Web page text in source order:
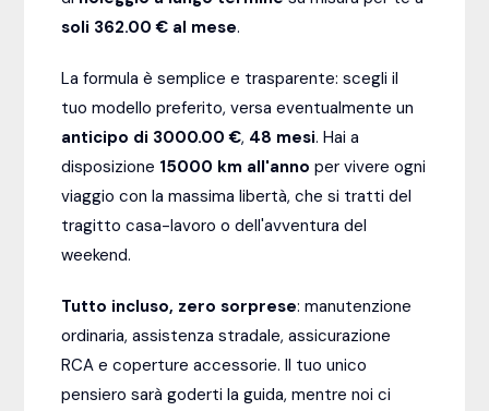
soli 362.00 € al mese.
La formula è semplice e trasparente: scegli il
tuo modello preferito, versa eventualmente un
anticipo di 3000.00 €, 48 mesi. Hai a
disposizione 15000 km all'anno per vivere ogni
viaggio con la massima libertà, che si tratti del
tragitto casa-lavoro o dell'avventura del
weekend.
Tutto incluso, zero sorprese: manutenzione
ordinaria, assistenza stradale, assicurazione
RCA e coperture accessorie. Il tuo unico
pensiero sarà goderti la guida, mentre noi ci